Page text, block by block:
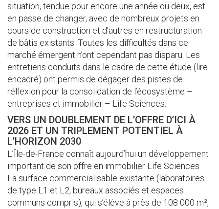
situation, tendue pour encore une année ou deux, est
en passe de changer, avec de nombreux projets en
cours de construction et d’autres en restructuration
de bâtis existants. Toutes les difficultés dans ce
marché émergent n’ont cependant pas disparu. Les
entretiens conduits dans le cadre de cette étude (lire
encadré) ont permis de dégager des pistes de
réflexion pour la consolidation de l’écosystème –
entreprises et immobilier – Life Sciences.
VERS UN DOUBLEMENT DE L’OFFRE D’ICI À
2026 ET UN TRIPLEMENT POTENTIEL À
L’HORIZON 2030
L’Île-de-France connaît aujourd’hui un développement
important de son offre en immobilier Life Sciences.
La surface commercialisable existante (laboratoires
de type L1 et L2, bureaux associés et espaces
communs compris), qui s’élève à près de 108 000 m²,